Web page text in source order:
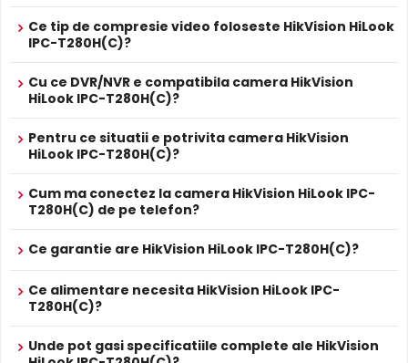
HikVision HiLook IPC-T280H(C) este dotata cu functia
Infrarosu Inteligent(Smart IR), ce regleaza automat
distanta obiectului, eliminand riscul de suprasaturare a
imaginii la distante mici.
FunctiaTRUE WDR oferita de senzorul de imagine al
camerei HikVision HiLook IPC-T280H(C), compenseaza
zone cu contrast puternic de iluminare, oferind detalii
Alimentare
Da
Se poate alimenta printr-un singur cablu UTP/FTP din
PROSPECT PRODUCATOR
Prospect
* Specificatiile tehnice ale produsului HikVision HiLook IPC-T280H(C) au
Ce tip de compresie video foloseste HikVision HiLook
IPC-T280H(C)?
Cu ce DVR/NVR e compatibila camera HikVision
HiLook IPC-T280H(C)?
Pentru ce situatii e potrivita camera HikVision
HiLook IPC-T280H(C)?
Cum ma conectez la camera HikVision HiLook IPC-
T280H(C) de pe telefon?
Ce garantie are HikVision HiLook IPC-T280H(C)?
Ce alimentare necesita HikVision HiLook IPC-
T280H(C)?
Unde pot gasi specificatiile complete ale HikVision